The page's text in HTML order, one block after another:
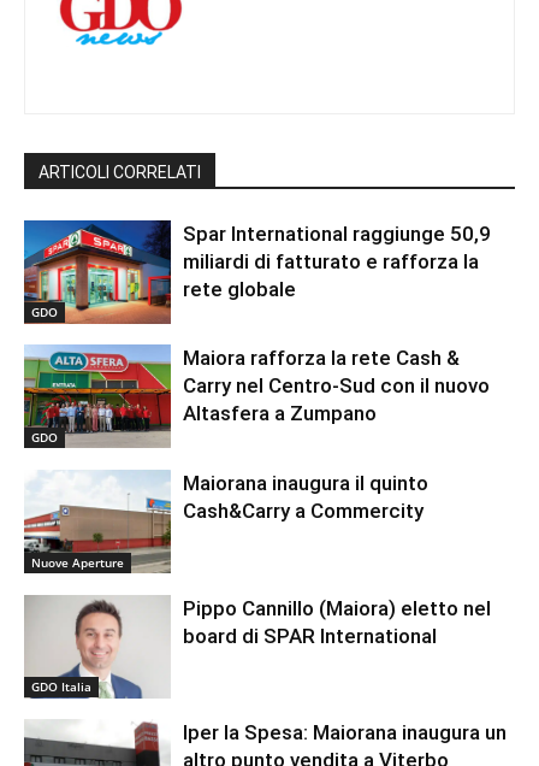
ARTICOLI CORRELATI
GDO
Spar International raggiunge 50,9
miliardi di fatturato e rafforza la
rete globale
GDO
Maiora rafforza la rete Cash &
Carry nel Centro-Sud con il nuovo
Altasfera a Zumpano
Nuove Aperture
Maiorana inaugura il quinto
Cash&Carry a Commercity
GDO Italia
Pippo Cannillo (Maiora) eletto nel
board di SPAR International
Iper la Spesa: Maiorana inaugura un
altro punto vendita a Viterbo